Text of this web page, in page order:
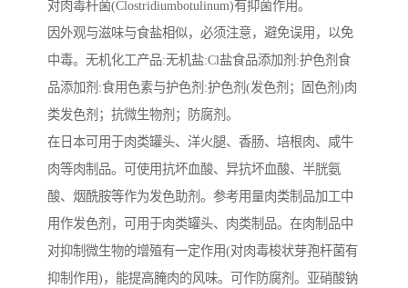
对肉毒杆菌(Clostridiumbotulinum)有抑菌作用。
因外观与滋味与食盐相似，必须注意，避免误用，以免
中毒。无机化工产品:无机盐:Cl盐食品添加剂:护色剂食
品添加剂:食用色素与护色剂:护色剂(发色剂；固色剂)肉
类发色剂；抗微生物剂；防腐剂。
在日本可用于肉类罐头、洋火腿、香肠、培根肉、咸牛
肉等肉制品。可使用抗坏血酸、异抗坏血酸、半胱氨
酸、烟酰胺等作为发色助剂。参考用量肉类制品加工中
用作发色剂，可用于肉类罐头、肉类制品。在肉制品中
对抑制微生物的增殖有一定作用(对肉毒梭状芽孢杆菌有
抑制作用)，能提高腌肉的风味。可作防腐剂。亚硝酸钠